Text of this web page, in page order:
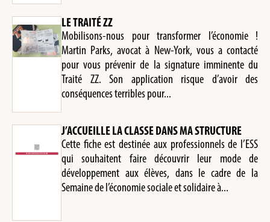
LE TRAITÉ ZZ
Mobilisons-nous pour transformer l’économie !
Martin Parks, avocat à New-York, vous a contacté
pour vous prévenir de la signature imminente du
Traité ZZ. Son application risque d’avoir des
conséquences terribles pour...
J’ACCUEILLE LA CLASSE DANS MA STRUCTURE
Cette fiche est destinée aux professionnels de l’ESS
qui souhaitent faire découvrir leur mode de
développement aux élèves, dans le cadre de la
Semaine de l’économie sociale et solidaire à...